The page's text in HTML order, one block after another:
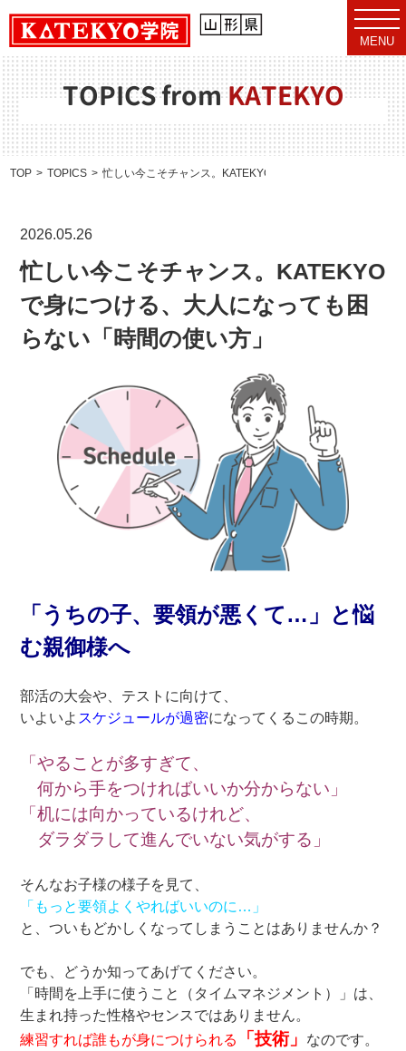
t
o
g
g
l
e
n
v
i
g
MENU
TOPICS fromKATEKYO
TOP TOPICS 忙しい今こそチャンス。KATEKYOで身につける、大人にな
2026.05.26
忙しい今こそチャンス。KATEKYO
で身につける、大人になっても困
らない「時間の使い方」
「うちの子、要領が悪くて…」と悩
む親御様へ
部活の大会や、テストに向けて、
いよいよ スケジュールが過密になってくるこの時期。
「やることが多すぎて、
何から手をつければいいか分からない」
「机には向かっているけれど、
ダラダラして進んでいない気がする」
そんなお子様の様子を見て、
「もっと要領よくやればいいのに…」
と、ついもどかしくなってしまうことはありませんか？
でも、どうか知ってあげてください。
「時間を上手に使うこと（タイムマネジメント）」は、
生まれ持った性格やセンスではありません。
練習すれば誰もが身につけられる
「技術」 なのです。